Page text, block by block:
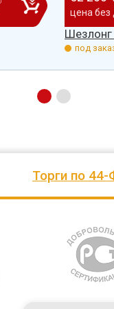
цена без
под
Торги по